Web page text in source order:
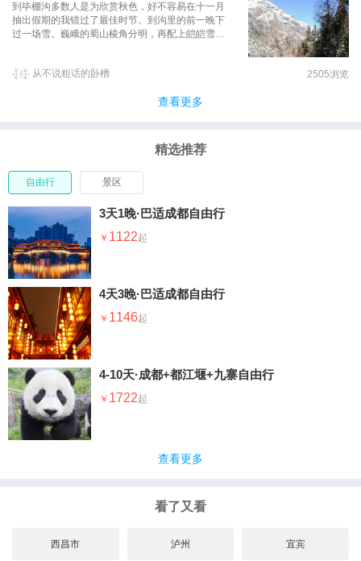
这次来登山前就痔疮发作，16个小时的车坐得的我
死去活来，从早上六点半，一直到晚上21点才到达
甘孜 县城，还好事先预定的 甘孜 大酒店离汽车站
一个小鹰38也是让我累得够呛。赶紧办理入住手
续，匆匆睡去。20190804早上自然醒已然9点，高
海拔睡眠质量不算太好，但是幸好没有高反，内心
深处还是督促自己要多喝水。叫醒了小布，和昨天
的可怜，嗯， 甘孜 寺勉强算一个。甘孜 寺坐落在
里的喇嘛非常友好，感觉没有距离，从山上慢慢沿
山而下，如果有体力，远处的坛城一定不要错过，
沿坛城而上， 甘孜 全景便都在眼下了。
到毕棚沟多数人是为欣赏秋色，好不容易在十一月
抽出假期的我错过了最佳时节。到沟里的前一晚下
过一场雪。巍峨的蜀山棱角分明，再配上皑皑雪
车上到磐羊湖，不建议步行从沟口爬上来，会累粗
泉并没停止流动，在湖口结有冰垛的堤埂上倾泻而
不上名的高耸山峰，阳光在相机镜头里投射出一圈
圈玉响，空气很好，让人不会在意入肺的它们有零
下七八度。向南面远眺，深处是四姑娘山略带神秘
感的天际线。 因为积雪较深，景区人员劝阻游客不
步道。主要由红杉、云杉、松柏构成的山林里，树
枝附满了雪，晶莹纯净。错落连绵的山体在树木掩
映间移步换景，有N种构图让我一次次抬起单反。
有一小段雪径还没被别人涉足，两侧的树枝竟然弯
曲作一道拱廊；步道有时会挨上溪流，砾石和倒伏
的枯木随山泉水的摩挲仿佛也有了灵性。 边拍边走
约两小时后我离开步道，来到一片宽阔而缓和的山
坡，仿佛置身雪原。东面陡峭的山坡也被雪覆满，
乍一看像滑雪场。再往下去就到了卓玛滩，这儿也
有瀑布，和磐羊湖不同的是更开阔的视野，不再多
做赘述。 对我而言，就算只有雪景，也心旷神怡不
虚此行。
从不说粗话的卧槽 2505浏览
查看更多
精选推荐
自由行 景区
3天1晚·巴适成都自由行
1122
4天3晚·巴适成都自由行
1146
4-10天·成都+都江堰+九寨自由行
1722
查看更多
看了又看
西昌市 泸州 宜宾